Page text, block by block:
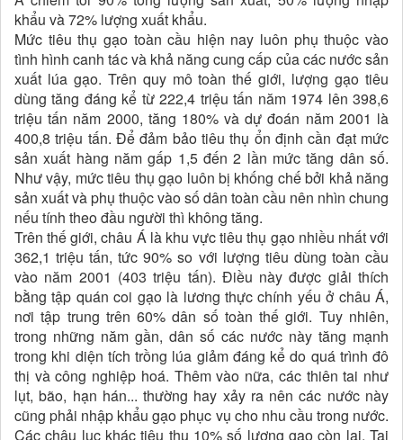
khẩu và 72% lượng xuất khẩu.
Mức tiêu thụ gạo toàn cầu hiện nay luôn phụ thuộc vào
tình hình canh tác và khả năng cung cấp của các nước sản
xuất lúa gạo. Trên quy mô toàn thế giới, lượng gạo tiêu
dùng tăng đáng kể từ 222,4 triệu tấn năm 1974 lên 398,6
triệu tấn năm 2000, tăng 180% và dự đoán năm 2001 là
400,8 triệu tấn. Để đảm bảo tiêu thụ ổn định cần đạt mức
sản xuất hàng năm gấp 1,5 đến 2 lần mức tăng dân số.
Như vậy, mức tiêu thụ gạo luôn bị khống chế bởi khả năng
sản xuất và phụ thuộc vào số dân toàn cầu nên nhìn chung
nếu tính theo đầu người thì không tăng.
Trên thế giới, châu Á là khu vực tiêu thụ gạo nhiều nhất với
362,1 triệu tấn, tức 90% so với lượng tiêu dùng toàn cầu
vào năm 2001 (403 triệu tấn). Điều này được giải thích
bằng tập quán coi gạo là lương thực chính yếu ở châu Á,
nơi tập trung trên 60% dân số toàn thế giới. Tuy nhiên,
trong những năm gần, dân số các nước này tăng mạnh
trong khi diện tích trồng lúa giảm đáng kể do quá trình đô
thị và công nghiệp hoá. Thêm vào nữa, các thiên tai như
lụt, bão, hạn hán... thường hay xảy ra nên các nước này
cũng phải nhập khẩu gạo phục vụ cho nhu cầu trong nước.
Các châu lục khác tiêu thụ 10% số lượng gạo còn lại. Tại